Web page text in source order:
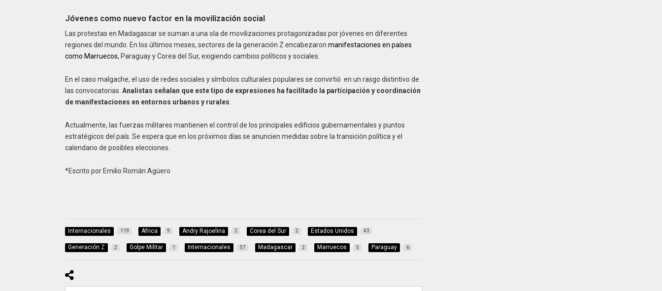
Jóvenes como nuevo factor en la movilización social
Las protestas en Madagascar se suman a una ola de movilizaciones protagonizadas por jóvenes en diferentes
regiones del mundo. En los últimos meses, sectores de la generación Z encabezaron manifestaciones en países
como Marruecos, Paraguay y Corea del Sur, exigiendo cambios políticos y sociales.
En el caso malgache, el uso de redes sociales y símbolos culturales populares se convirtió en un rasgo distintivo de
las convocatorias. Analistas señalan que este tipo de expresiones ha facilitado la participación y coordinación
de manifestaciones en entornos urbanos y rurales
Actualmente, las fuerzas militares mantienen el control de los principales edificios gubernamentales y puntos
estratégicos del país. Se espera que en los próximos días se anuncien medidas sobre la transición política y el
calendario de posibles elecciones.
*Escrito por Emilio Román Agüero
Internacionales 119 Africa 9 Andry Rajoelina 2 Corea del Sur 2 Estados Unidos 43
Generación Z 2 Golpe Militar 1 Internacionales 57 Madagascar 2 Marruecos 5 Paraguay 6